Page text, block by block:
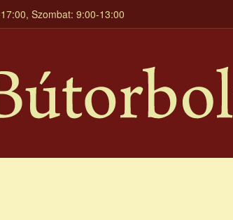
Szombat: 9:00-13:00